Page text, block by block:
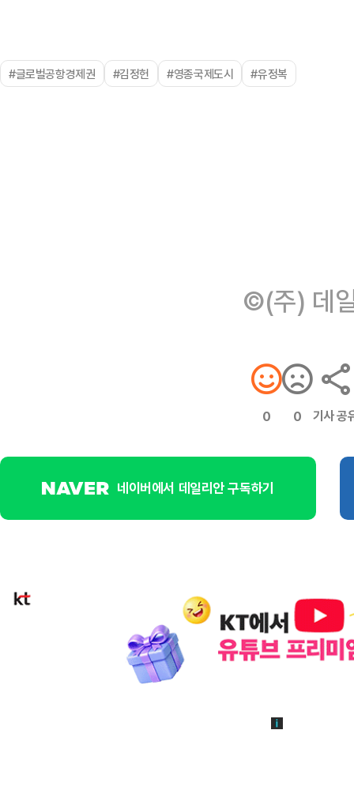
#글로벌공항경제권 #김정헌 #영종국제도시 #유정복
©(주) 데
0 0 기사 공
네이버에서 데일리안 구독하기